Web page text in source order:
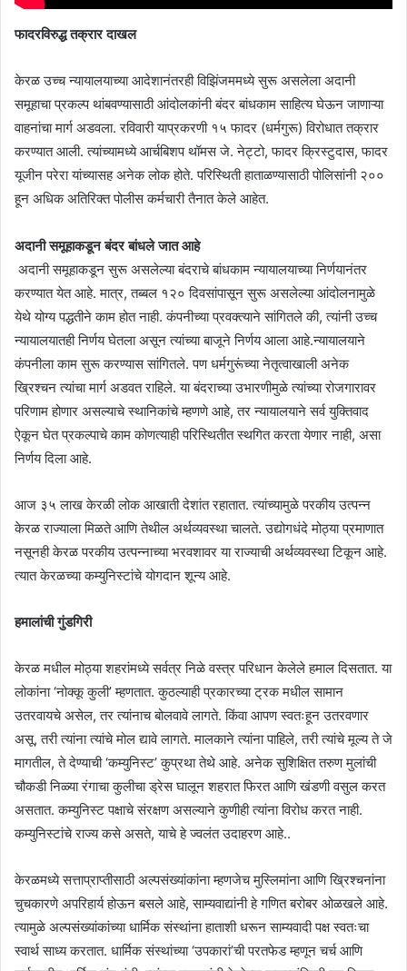
फादरविरुद्ध तक्रार दाखल
केरळ उच्च न्यायालयाच्या आदेशानंतरही विझिंजममध्ये सुरू असलेला अदानी
समूहाचा प्रकल्प थांबवण्यासाठी आंदोलकांनी बंदर बांधकाम साहित्य घेऊन जाणाऱ्या
वाहनांचा मार्ग अडवला. रविवारी याप्रकरणी १५ फादर (धर्मगुरू) विरोधात तक्रार
करण्यात आली. त्यांच्यामध्ये आर्चबिशप थॉमस जे. नेट्टो, फादर क्रिस्टुदास, फादर
यूजीन परेरा यांच्यासह अनेक लोक होते. परिस्थिती हाताळण्यासाठी पोलिसांनी २००
हून अधिक अतिरिक्त पोलीस कर्मचारी तैनात केले आहेत.
अदानी समूहाकडून बंदर बांधले जात आहे
अदानी समूहाकडून सुरू असलेल्या बंदराचे बांधकाम न्यायालयाच्या निर्णयानंतर
करण्यात येत आहे. मात्र, तब्बल १२० दिवसांपासून सुरू असलेल्या आंदोलनामुळे
येथे योग्य पद्धतीने काम होत नाही. कंपनीच्या प्रवक्त्याने सांगितले की, त्यांनी उच्च
न्यायालयातही निर्णय घेतला असून त्यांच्या बाजूने निर्णय आला आहे.न्यायालयाने
कंपनीला काम सुरू करण्यास सांगितले. पण धर्मगुरूंच्या नेतृत्वाखाली अनेक
ख्रिश्चन त्यांचा मार्ग अडवत राहिले. या बंदराच्या उभारणीमुळे त्यांच्या रोजगारावर
परिणाम होणार असल्याचे स्थानिकांचे म्हणणे आहे, तर न्यायालयाने सर्व युक्तिवाद
ऐकून घेत प्रकल्पाचे काम कोणत्याही परिस्थितीत स्थगित करता येणार नाही, असा
निर्णय दिला आहे.
आज ३५ लाख केरळी लोक आखाती देशांत रहातात. त्यांच्यामुळे परकीय उत्पन्न
केरळ राज्याला मिळते आणि तेथील अर्थव्यवस्था चालते. उद्योगधंदे मोठ्या प्रमाणात
नसूनही केरळ परकीय उत्पन्नाच्या भरवशावर या राज्याची अर्थव्यवस्था टिकून आहे.
त्यात केरळच्या कम्युनिस्टांचे योगदान शून्य आहे.
हमालांची गुंडगिरी
केरळ मधील मोठ्या शहरांमध्ये सर्वत्र निळे वस्त्र परिधान केलेले हमाल दिसतात. या
लोकांना ‘नोक्कू कुली’ म्हणतात. कुठल्याही प्रकारच्या ट्रक मधील सामान
उतरवायचे असेल, तर त्यांनाच बोलवावे लागते. किंवा आपण स्वतःहून उतरवणार
असू, तरी त्यांना त्यांचे मोल द्यावे लागते. मालकाने त्यांना पाहिले, तरी त्यांचे मूल्य ते जे
मागतील, ते देण्याची ‘कम्युनिस्ट’ कुप्रथा तेथे आहे. अनेक सुशिक्षित तरुण मुलांची
चौकडी निळ्या रंगाचा कुलीचा ड्रेस घालून शहरात फिरत आणि खंडणी वसुल करत
असतात. कम्युनिस्ट पक्षाचे संरक्षण असल्याने कुणीही त्यांना विरोध करत नाही.
कम्युनिस्टांचे राज्य कसे असते, याचे हे ज्वलंत उदाहरण आहे..
केरळमध्ये सत्ताप्राप्तीसाठी अल्पसंख्यांकांना म्हणजेच मुस्लिमांना आणि ख्रिश्चनांना
चुचकारणे अपरिहार्य होऊन बसले आहे, साम्यवाद्यांनी हे गणित बरोबर ओळखले आहे.
त्यामुळे अल्पसंख्यांकांच्या धार्मिक संस्थांना हाताशी धरून साम्यवादी पक्ष स्वतःचा
स्वार्थ साध्य करतात. धार्मिक संस्थांच्या ‘उपकारां’ची परतफेड म्हणून चर्च आणि